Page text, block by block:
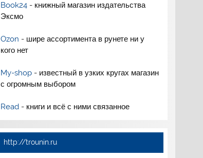
Book24- книжный магазин издательства
Эксмо
Ozon - шире ассортимента в рунете ни у
кого нет
My-shop- известный в узких кругах магазин
с огромным выбором
Read- книги и всё с ними связанное
http://trounin.ru